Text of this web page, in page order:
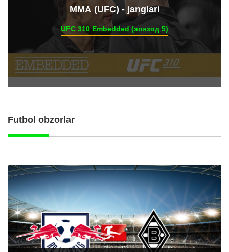
ММА (UFC) - janglari
UFC 310 Embedded (эпизод 5)
Futbol obzorlar